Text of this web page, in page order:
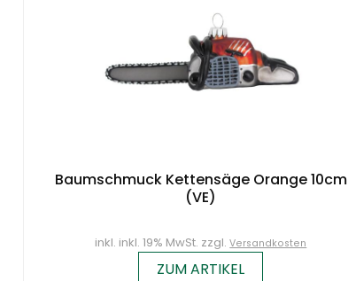
Baumschmuck Kettensäge Orange 10cm
(VE)
inkl. inkl. 19% MwSt. zzgl.Versandkosten
ZUM ARTIKEL